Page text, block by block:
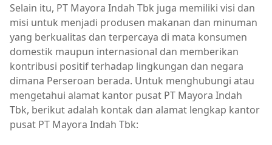
Selain itu, PT Mayora Indah Tbk juga memiliki visi dan
misi untuk menjadi produsen makanan dan minuman
yang berkualitas dan terpercaya di mata konsumen
domestik maupun internasional dan memberikan
kontribusi positif terhadap lingkungan dan negara
dimana Perseroan berada. Untuk menghubungi atau
mengetahui alamat kantor pusat PT Mayora Indah
Tbk, berikut adalah kontak dan alamat lengkap kantor
pusat PT Mayora Indah Tbk: